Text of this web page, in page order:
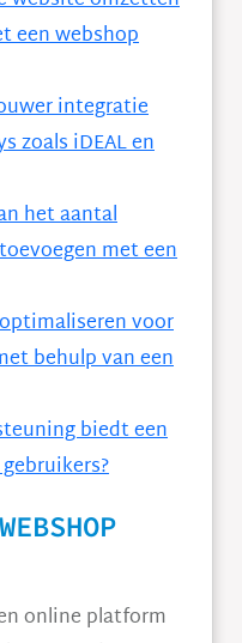
een webshop
integratie
zoals iDEAL en
het aantal
met een
voor
behulp van een
biedt een
online platform